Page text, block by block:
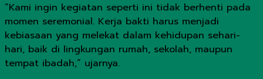
“Kami ingin kegiatan seperti ini tidak berhenti pada
momen seremonial. Kerja bakti harus menjadi
kebiasaan yang melekat dalam kehidupan sehari-
hari, baik di lingkungan rumah, sekolah, maupun
tempat ibadah,” ujarnya.